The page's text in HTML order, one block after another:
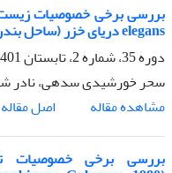
elegans دریای خزر (ساحل بندر انزلی)
دوره 35، شماره 2، تابستان 1401، صفحه
سحر خورشیدی سدهی، نادر
مشاهده مقاله
اصل مقاله
بررسی برخی خصوصیات